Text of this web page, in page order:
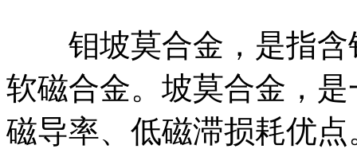
钼坡莫合金，是指含
软磁合金。坡莫合金，
磁导率、低磁滞损耗优